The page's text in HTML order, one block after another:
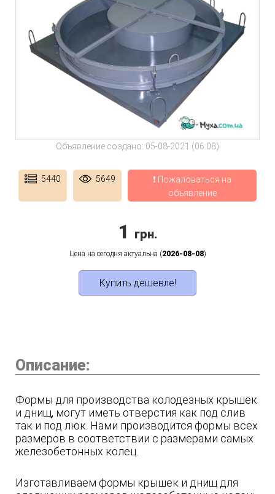
Объявление создано: 05-08-2021 (06:08)
5440 5649
❗ Пожаловаться на
объявление
1 грн.
Цена на сегодня актуальна (2026-08-08)
Купить дешевле!
Описание:
Формы для производства колодезных крышек
и днищ, могут иметь отверстия как под слив
так и под люк. Нами производится формы всех
размеров в соответствии с размерами самых
железобетонных колец.
Изготавливаем формы крышек и днищ для